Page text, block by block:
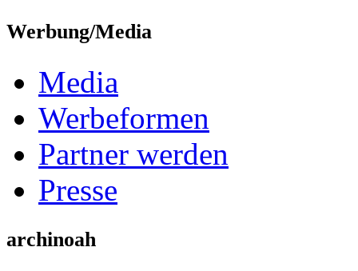
Werbung/Media
Media
Werbeformen
Partner werden
Presse
archinoah